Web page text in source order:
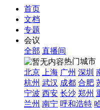
首页
文档
专题
会议
全部 直播间
热门城市
北京
上海 广州 深圳
杭州 武汉 成都 合肥
宁波 西安 长沙 郑州
兰州 南宁 呼和浩特